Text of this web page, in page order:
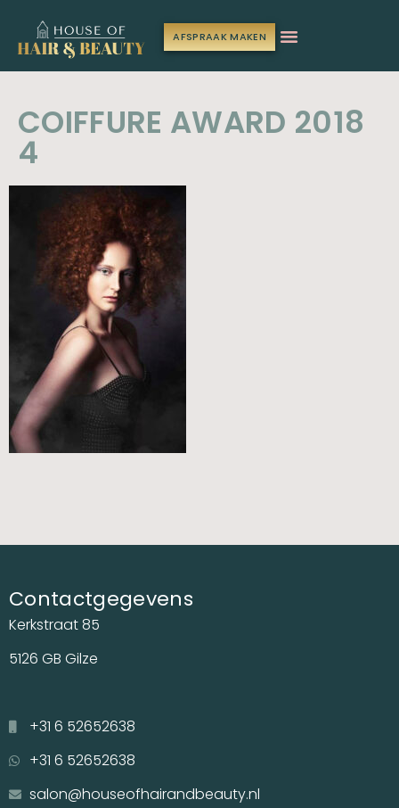
AFSPRAAK MAKEN
COIFFURE AWARD 2018
4
Contactgegevens
Kerkstraat 85
5126 GB Gilze
+31 6 52652638
+31 6 52652638
salon@houseofhairandbeauty.nl